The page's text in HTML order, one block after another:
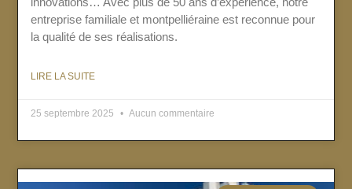
entreprise familiale et montpelliéraine est reconnue pour
la qualité de ses réalisations.
LIRE LA SUITE
25 septembre 2025 Aucun commentaire